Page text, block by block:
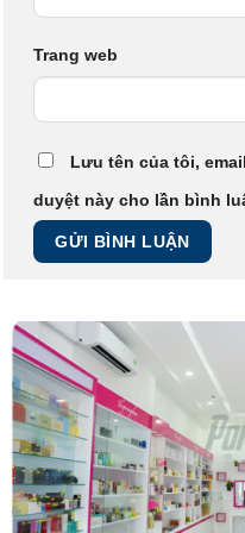
Trang web
Lưu tên của tôi,
duyệt này cho lần bình